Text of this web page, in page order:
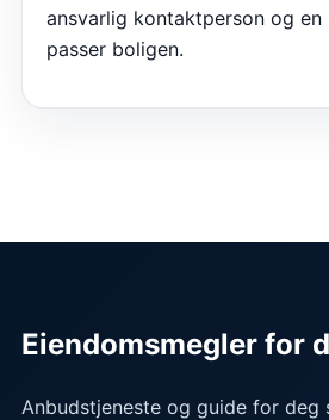
ansvarlig kontaktperson og en
passer boligen.
Eiendomsmegler for
Anbudstjeneste og guide for deg